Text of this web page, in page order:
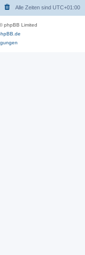
Alle Zeiten sind UTC+01:00
phpBB Limited